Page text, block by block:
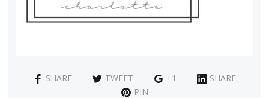
SHARE TWEET +1
SHARE
PIN